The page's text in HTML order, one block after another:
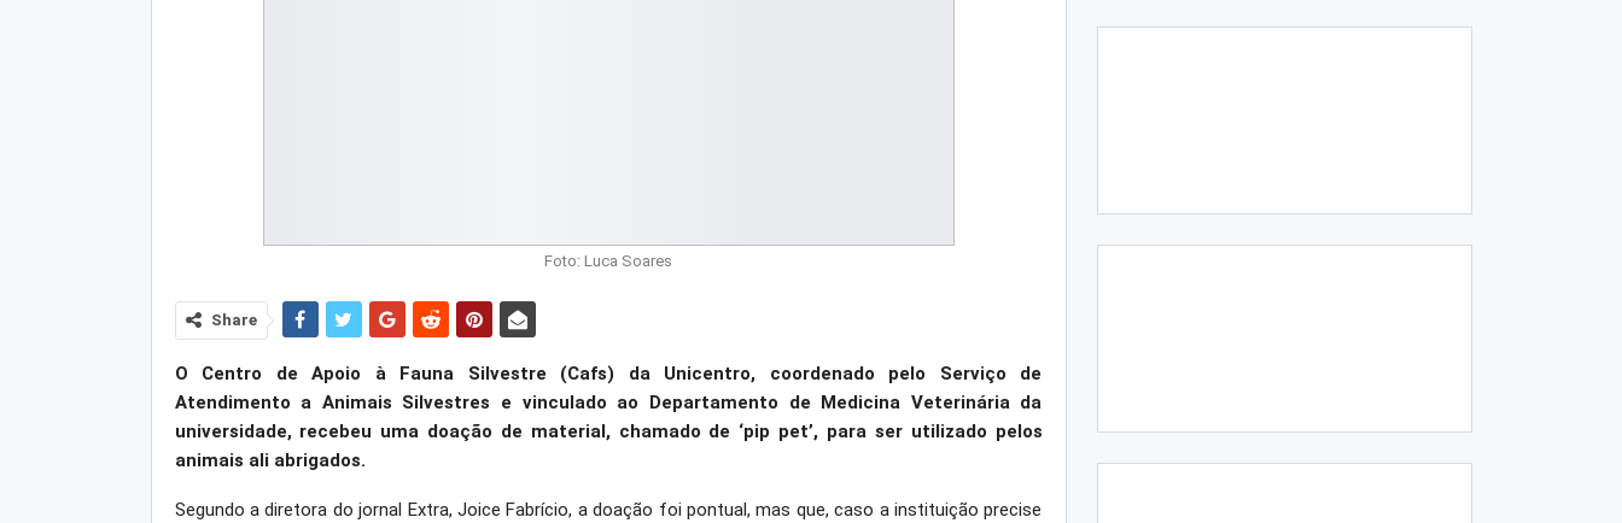
Foto: Luca Soares
Share
O Centro de Apoio à Fauna Silvestre (Cafs) da Unicentro, coordenado pelo Serviço de
Atendimento a Animais Silvestres e vinculado ao Departamento de Medicina Veterinária da
universidade, recebeu uma doação de material, chamado de ‘pip pet’, para ser utilizado pelos
animais ali abrigados.
Segundo a diretora do jornal Extra, Joice Fabrício, a doação foi pontual, mas que, caso a instituição precise